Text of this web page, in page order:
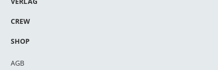
CREW
SHOP
AGB